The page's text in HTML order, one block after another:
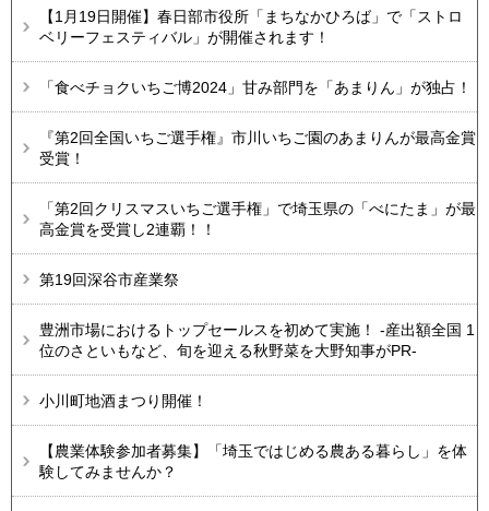
【1月19日開催】春日部市役所「まちなかひろば」で「ストロ
ベリーフェスティバル」が開催されます！
「食べチョクいちご博2024」甘み部門を「あまりん」が独占！
『第2回全国いちご選手権』市川いちご園のあまりんが最高金賞
受賞！
「第2回クリスマスいちご選手権」で埼玉県の「べにたま」が最
高金賞を受賞し2連覇！！
第19回深谷市産業祭
豊洲市場におけるトップセールスを初めて実施！ -産出額全国 1
位のさといもなど、旬を迎える秋野菜を大野知事がPR-
小川町地酒まつり開催！
【農業体験参加者募集】「埼玉ではじめる農ある暮らし」を体
験してみませんか？